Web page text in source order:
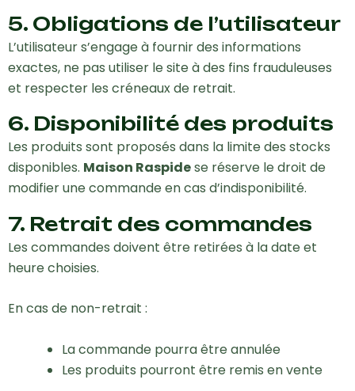
5. Obligations de l’utilisateur
L’utilisateur s’engage à fournir des informations
exactes, ne pas utiliser le site à des fins frauduleuses
et respecter les créneaux de retrait.
6. Disponibilité des produits
Les produits sont proposés dans la limite des stocks
disponibles. Maison Raspidese réserve le droit de
modifier une commande en cas d’indisponibilité.
7. Retrait des commandes
Les commandes doivent être retirées à la date et
heure choisies.
En cas de non-retrait :
La commande pourra être annulée
Les produits pourront être remis en vente